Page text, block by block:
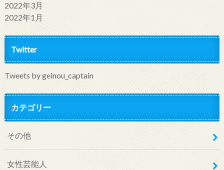
2022年3月
2022年1月
Twitter
Tweets by geinou_captain
カテゴリー
その他
女性芸能人